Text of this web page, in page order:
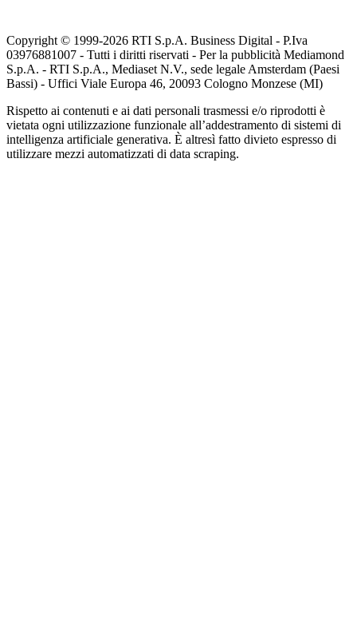
Copyright © 1999-2026 RTI S.p.A. Business Digital - P.Iva
03976881007 - Tutti i diritti riservati - Per la pubblicità Mediamond
S.p.A. - RTI S.p.A., Mediaset N.V., sede legale Amsterdam (Paesi
Bassi) - Uffici Viale Europa 46, 20093 Cologno Monzese (MI)
Rispetto ai contenuti e ai dati personali trasmessi e/o riprodotti è
vietata ogni utilizzazione funzionale all’addestramento di sistemi di
intelligenza artificiale generativa. È altresì fatto divieto espresso di
utilizzare mezzi automatizzati di data scraping.